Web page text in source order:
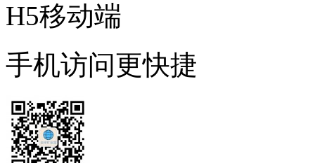
H5移动端
手机访问更快捷